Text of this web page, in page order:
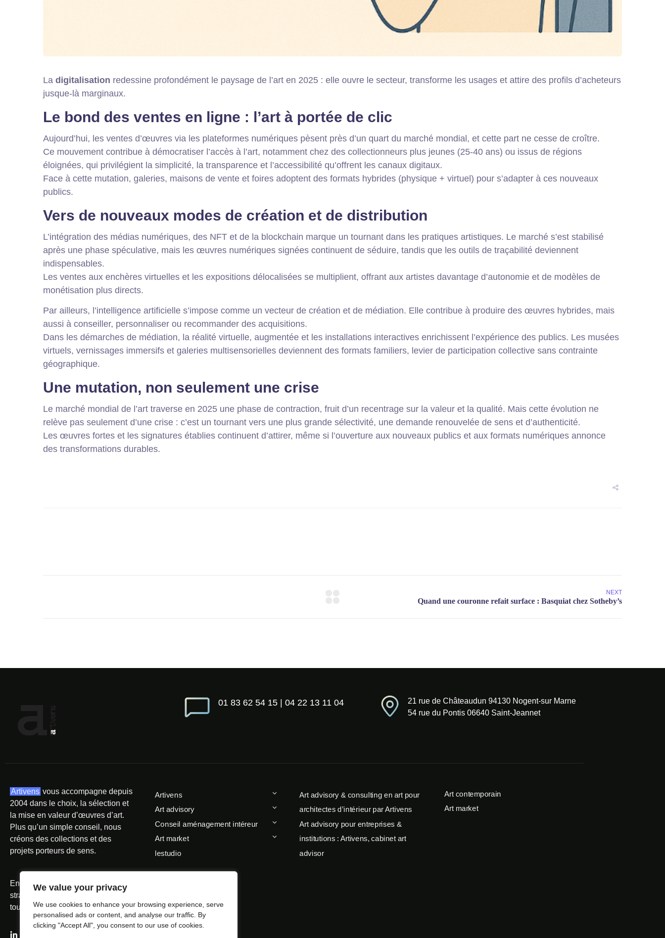
We value your privacy
We use cookies to enhance your browsing experience, serve
personalised ads or content, and analyse our traffic. By
clicking "Accept All", you consent to our use of cookies.
La digitalisation redessine profondément le paysage de l’art en 2025 : elle ouvre le secteur, transforme les usages et attire des profils d’acheteurs
jusque-là marginaux.
Le bond des ventes en ligne : l’art à portée de clic
Aujourd’hui, les ventes d’œuvres via les plateformes numériques pèsent près d’un quart du marché mondial, et cette part ne cesse de croître.
Ce mouvement contribue à démocratiser l’accès à l’art, notamment chez des collectionneurs plus jeunes (25-40 ans) ou issus de régions
éloignées, qui privilégient la simplicité, la transparence et l’accessibilité qu’offrent les canaux digitaux.
Face à cette mutation, galeries, maisons de vente et foires adoptent des formats hybrides (physique + virtuel) pour s’adapter à ces nouveaux
publics.
Vers de nouveaux modes de création et de distribution
L’intégration des médias numériques, des NFT et de la blockchain marque un tournant dans les pratiques artistiques. Le marché s’est stabilisé
après une phase spéculative, mais les œuvres numériques signées continuent de séduire, tandis que les outils de traçabilité deviennent
indispensables.
Les ventes aux enchères virtuelles et les expositions délocalisées se multiplient, offrant aux artistes davantage d’autonomie et de modèles de
monétisation plus directs.
Par ailleurs, l’intelligence artificielle s’impose comme un vecteur de création et de médiation. Elle contribue à produire des œuvres hybrides, mais
aussi à conseiller, personnaliser ou recommander des acquisitions.
Dans les démarches de médiation, la réalité virtuelle, augmentée et les installations interactives enrichissent l’expérience des publics. Les musées
virtuels, vernissages immersifs et galeries multisensorielles deviennent des formats familiers, levier de participation collective sans contrainte
géographique.
Une mutation, non seulement une crise
Le marché mondial de l’art traverse en 2025 une phase de contraction, fruit d’un recentrage sur la valeur et la qualité. Mais cette évolution ne
relève pas seulement d’une crise : c’est un tournant vers une plus grande sélectivité, une demande renouvelée de sens et d’authenticité.
Les œuvres fortes et les signatures établies continuent d’attirer, même si l’ouverture aux nouveaux publics et aux formats numériques annonce
des transformations durables.
NEXT
01 83 62 54 15 | 04 22 13 11 04
21 rue de Châteaudun 94130 Nogent-sur Marne
54 rue du Pontis 06640 Saint-Jeannet
Artivens vous accompagne depuis
2004 dans le choix, la sélection et
la mise en valeur d’œuvres d’art.
Plus qu’un simple conseil, nous
créons des collections et des
projets porteurs de sens.
Entre expertise artistique et vision
stratégique, nous donnons à l’art
toute sa place.
Artivens
Art advisory
Conseil aménagement intéreur
Art market
lestudio
Art advisory & consulting en art pour
architectes d’intérieur par Artivens
Art advisory pour entreprises &
institutions : Artivens, cabinet art
advisor
Art contemporain
Art market